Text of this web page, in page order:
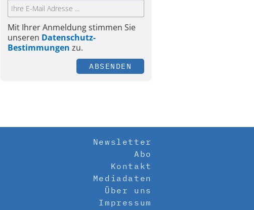
Mit Ihrer Anmeldung stimmen Sie
unseren Datenschutz-
Bestimmungen zu.
ABSENDEN
Newsletter
Abo
Kontakt
Mediadaten
Über uns
Impressum